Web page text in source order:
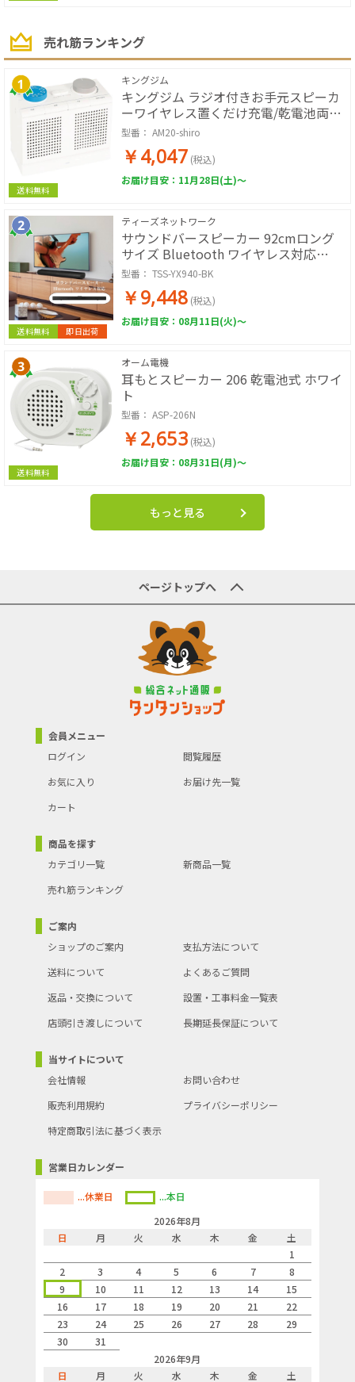
売れ筋ランキング
送料無料
キングジム
キングジム ラジオ付きお手元スピーカ
ーワイヤレス置くだけ充電/乾電池両対
応 AM20-shiro
型番： AM20-shiro
￥4,047 (税込)
お届け目安：11月28日(土)～
送料無料 即日出荷
ティーズネットワーク
サウンドバースピーカー 92cmロング
サイズ Bluetooth ワイヤレス対応
HDMI リモコン付属 2.1chサブウーファ
ー内蔵
型番： TSS-YX940-BK
￥9,448 (税込)
お届け目安：08月11日(火)～
送料無料
オーム電機
耳もとスピーカー 206 乾電池式 ホワイ
ト
型番： ASP-206N
￥2,653 (税込)
お届け目安：08月31日(月)～
もっと見る
ページトップへ
会員メニュー
ログイン
閲覧履歴
お気に入り
お届け先一覧
カート
商品を探す
カテゴリ一覧
新商品一覧
売れ筋ランキング
ご案内
ショップのご案内
支払方法について
送料について
よくあるご質問
返品・交換について
設置・工事料金一覧表
店頭引き渡しについて
長期延長保証について
当サイトについて
会社情報
お問い合わせ
販売利用規約
プライバシーポリシー
特定商取引法に基づく表示
営業日カレンダー
...休業日
...本日
2026年8月
日
月 火 水 木 金
土
1
2
3 4 5 6 7
8
9
10 11 12 13 14
15
16
17 18 19 20 21
22
23
24 25 26 27 28
29
30
31
2026年9月
日
月 火 水 木 金 土